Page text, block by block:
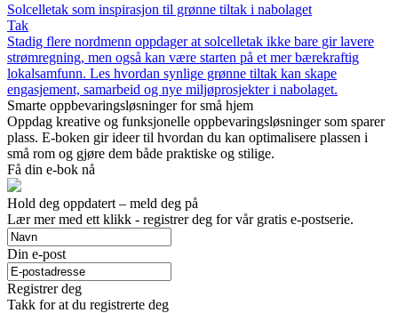
Solcelletak som inspirasjon til grønne tiltak i nabolaget
Tak
Stadig flere nordmenn oppdager at solcelletak ikke bare gir lavere
strømregning, men også kan være starten på et mer bærekraftig
lokalsamfunn. Les hvordan synlige grønne tiltak kan skape
engasjement, samarbeid og nye miljøprosjekter i nabolaget.
Smarte oppbevaringsløsninger for små hjem
Oppdag kreative og funksjonelle oppbevaringsløsninger som sparer
plass. E-boken gir ideer til hvordan du kan optimalisere plassen i
små rom og gjøre dem både praktiske og stilige.
Få din e-bok nå
Hold deg oppdatert – meld deg på
Lær mer med ett klikk - registrer deg for vår gratis e-postserie.
Din e-post
Registrer deg
Takk for at du registrerte deg